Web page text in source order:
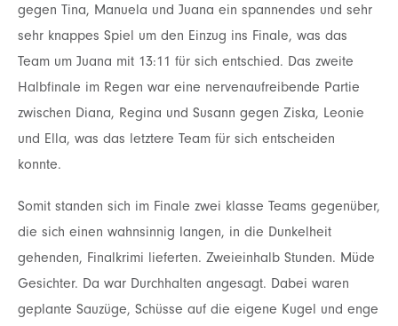
gegen Tina, Manuela und Juana ein spannendes und sehr
sehr knappes Spiel um den Einzug ins Finale, was das
Team um Juana mit 13:11 für sich entschied. Das zweite
Halbfinale im Regen war eine nervenaufreibende Partie
zwischen Diana, Regina und Susann gegen Ziska, Leonie
und Ella, was das letztere Team für sich entscheiden
konnte.
Somit standen sich im Finale zwei klasse Teams gegenüber,
die sich einen wahnsinnig langen, in die Dunkelheit
gehenden, Finalkrimi lieferten. Zweieinhalb Stunden. Müde
Gesichter. Da war Durchhalten angesagt. Dabei waren
geplante Sauzüge, Schüsse auf die eigene Kugel und enge